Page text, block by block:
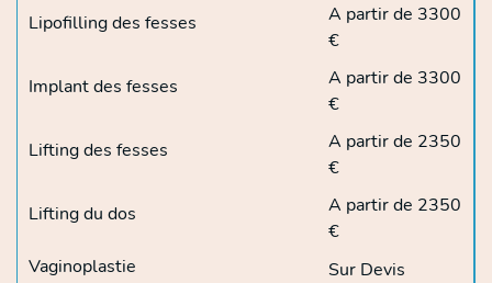
Lipofilling des fesses
A partir de 3300
€
Implant des fesses
A partir de 3300
€
Lifting des fesses
A partir de 2350
€
Lifting du dos
A partir de 2350
€
Vaginoplastie
Sur Devis